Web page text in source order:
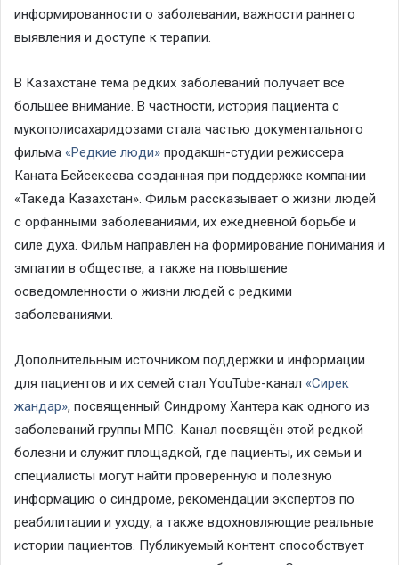
информированности о заболевании, важности раннего
выявления и доступе к терапии.
В Казахстане тема редких заболеваний получает все
большее внимание. В частности, история пациента с
мукополисахаридозами стала частью документального
фильма «Редкие люди» продакшн-студии режиссера
Каната Бейсекеева созданная при поддержке компании
«Такеда Казахстан». Фильм рассказывает о жизни людей
с орфанными заболеваниями, их ежедневной борьбе и
силе духа. Фильм направлен на формирование понимания и
эмпатии в обществе, а также на повышение
осведомленности о жизни людей с редкими
заболеваниями.
Дополнительным источником поддержки и информации
для пациентов и их семей стал YouTube-канал «Сирек
жандар», посвященный Синдрому Хантера как одного из
заболеваний группы МПС. Канал посвящён этой редкой
болезни и служит площадкой, где пациенты, их семьи и
специалисты могут найти проверенную и полезную
информацию о синдроме, рекомендации экспертов по
реабилитации и уходу, а также вдохновляющие реальные
истории пациентов. Публикуемый контент способствует